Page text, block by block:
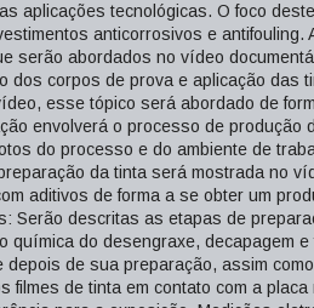
aplicações tecnológicas. O foco
anticorrosivos e
serão abordados no vídeo
dos corpos de prova e aplicação das
esse tópico será abordado de
envolverá o processo de
do processo e do ambiente de
da tinta será mostrada no
aditivos de forma a se obter um
Serão descritas as etapas de
química do desengraxe, decapagem
de sua preparação, assim
filmes de tinta em contato com a